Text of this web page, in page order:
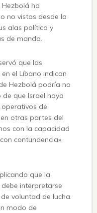
ha
no vistos desde la
alas política y
de mando.
que las
el Líbano indican
Hezbolá podría no
de que Israel haya
de
otras partes del
con la capacidad
contundencia»,
que la
interpretarse
voluntad de lucha.
modo de